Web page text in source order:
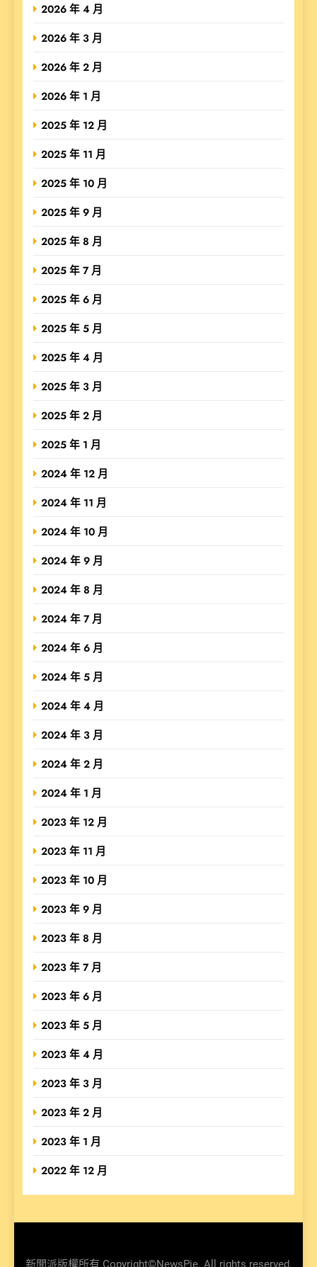
2026 年 4 月
2026 年 3 月
2026 年 2 月
2026 年 1 月
2025 年 12 月
2025 年 11 月
2025 年 10 月
2025 年 9 月
2025 年 8 月
2025 年 7 月
2025 年 6 月
2025 年 5 月
2025 年 4 月
2025 年 3 月
2025 年 2 月
2025 年 1 月
2024 年 12 月
2024 年 11 月
2024 年 10 月
2024 年 9 月
2024 年 8 月
2024 年 7 月
2024 年 6 月
2024 年 5 月
2024 年 4 月
2024 年 3 月
2024 年 2 月
2024 年 1 月
2023 年 12 月
2023 年 11 月
2023 年 10 月
2023 年 9 月
2023 年 8 月
2023 年 7 月
2023 年 6 月
2023 年 5 月
2023 年 4 月
2023 年 3 月
2023 年 2 月
2023 年 1 月
2022 年 12 月
新聞派版權所有 Copyright©NewsPie. All rights reserved.